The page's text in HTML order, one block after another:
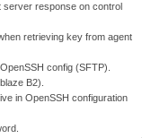
server response on control
retrieving key from agent
config (SFTP).
B2).
in OpenSSH configuration